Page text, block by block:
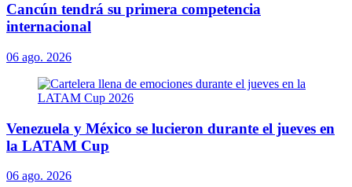
Cancún tendrá su primera competencia
internacional
06 ago. 2026
Venezuela y México se lucieron durante el jueves en
la LATAM Cup
06 ago. 2026